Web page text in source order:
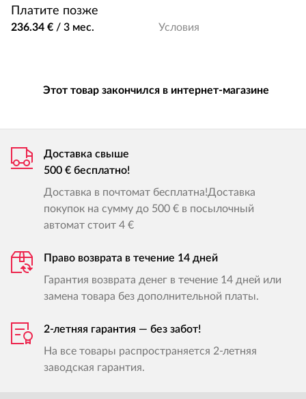
Платите позже
236.34 € / 3 мес. Условия
Этот товар закончился в интернет-магазине
Доставка свыше
500 € бесплатно!
Доставка в почтомат бесплатна!Доставка
покупок на сумму до 500 € в посылочный
автомат стоит 4 €
Право возврата в течение 14 дней
Гарантия возврата денег в течение 14 дней или
замена товара без дополнительной платы.
2-летняя гарантия — без забот!
На все товары распространяется 2-летняя
заводская гарантия.